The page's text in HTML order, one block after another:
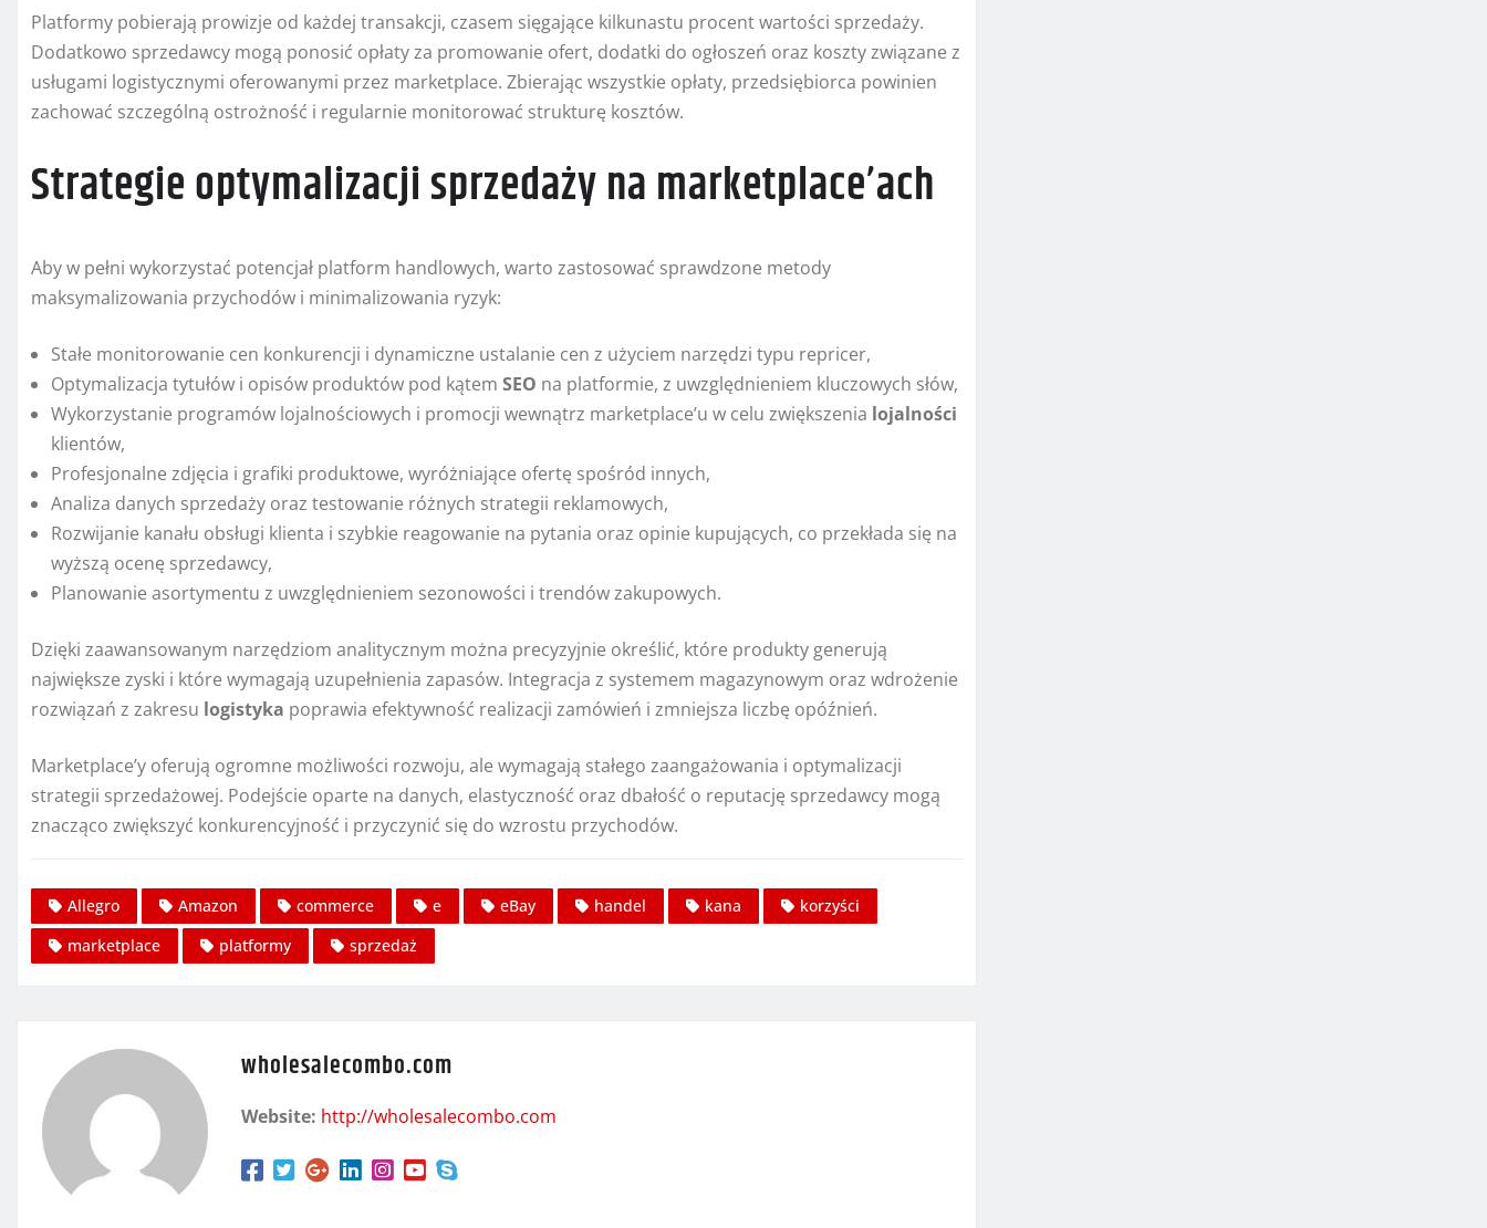
Platformy pobierają prowizje od każdej transakcji, czasem sięgające kilkunastu procent wartości sprzedaży.
Dodatkowo sprzedawcy mogą ponosić opłaty za promowanie ofert, dodatki do ogłoszeń oraz koszty związane z
usługami logistycznymi oferowanymi przez marketplace. Zbierając wszystkie opłaty, przedsiębiorca powinien
zachować szczególną ostrożność i regularnie monitorować strukturę kosztów.
Strategie optymalizacji sprzedaży na marketplace’ach
Aby w pełni wykorzystać potencjał platform handlowych, warto zastosować sprawdzone metody
maksymalizowania przychodów i minimalizowania ryzyk:
Stałe monitorowanie cen konkurencji i dynamiczne ustalanie cen z użyciem narzędzi typu repricer,
Optymalizacja tytułów i opisów produktów pod kątem SEO na platformie, z uwzględnieniem kluczowych słów,
Wykorzystanie programów lojalnościowych i promocji wewnątrz marketplace’u w celu zwiększenia lojalności
klientów,
Profesjonalne zdjęcia i grafiki produktowe, wyróżniające ofertę spośród innych,
Analiza danych sprzedaży oraz testowanie różnych strategii reklamowych,
Rozwijanie kanału obsługi klienta i szybkie reagowanie na pytania oraz opinie kupujących, co przekłada się na
wyższą ocenę sprzedawcy,
Planowanie asortymentu z uwzględnieniem sezonowości i trendów zakupowych.
Dzięki zaawansowanym narzędziom analitycznym można precyzyjnie określić, które produkty generują
największe zyski i które wymagają uzupełnienia zapasów. Integracja z systemem magazynowym oraz wdrożenie
rozwiązań z zakresu logistyka poprawia efektywność realizacji zamówień i zmniejsza liczbę opóźnień.
Marketplace’y oferują ogromne możliwości rozwoju, ale wymagają stałego zaangażowania i optymalizacji
strategii sprzedażowej. Podejście oparte na danych, elastyczność oraz dbałość o reputację sprzedawcy mogą
znacząco zwiększyć konkurencyjność i przyczynić się do wzrostu przychodów.
Allegro Amazon commerce e eBay handel kana
korzyści
marketplace
platformy sprzedaż
wholesalecombo.com
Website: http://wholesalecombo.com